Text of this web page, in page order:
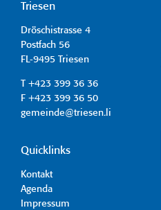
Triesen
Dröschistrasse 4
Postfach 56
FL-9495 Triesen
T +423 399 36 36
F +423 399 36 50
gemeinde@triesen.li
Quicklinks
Kontakt
Agenda
Impressum